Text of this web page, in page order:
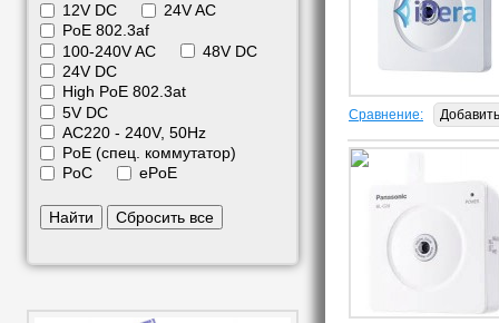
12V DC
24V AC
PoE 802.3af
100-240V AC
48V DC
24V DC
High PoE 802.3at
5V DC
АС220 - 240V, 50Hz
PoE (спец. коммутатор)
PoC
ePoE
Найти Сбросить все
Сравнение: Добавить